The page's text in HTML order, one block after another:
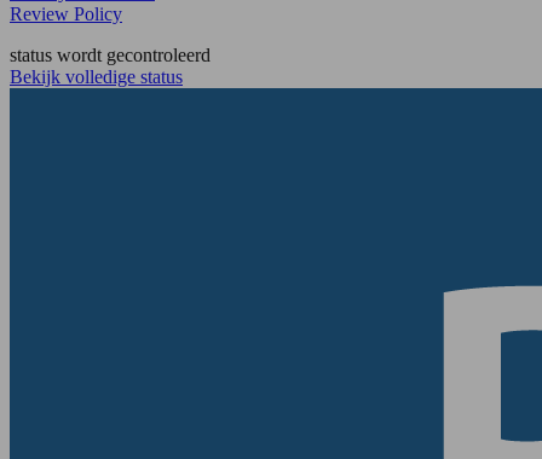
Review Policy
status wordt gecontroleerd
Bekijk volledige status